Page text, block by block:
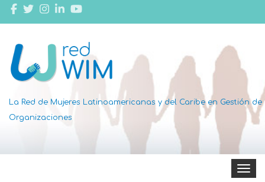
La Red de Mujeres Latinoamericanas y del Caribe en Gestión de
Organizaciones
Toggle